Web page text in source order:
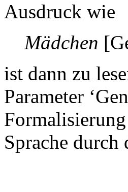
Ausdruck wie
Mädchen
ist dann zu
Parameter
Sprache durch